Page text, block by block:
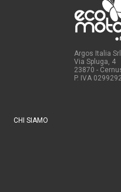
Argos Italia Srl
Via Spluga, 4
23870 -
P. IVA
CHI SIAMO